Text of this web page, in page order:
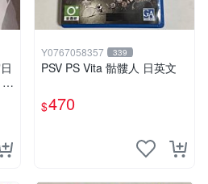
Y0767058357 339
PSV PS Vita 骷髏人 日英文
$470